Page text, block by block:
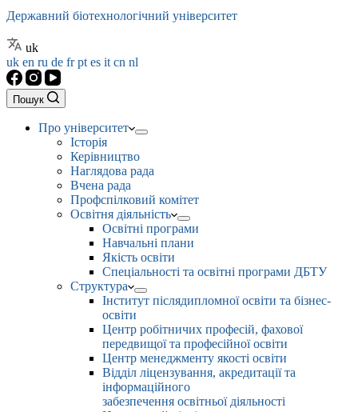
Державний біотехнологічний університет
uk
uk en ru de frpt es it cn nl
Пошук
Про університет
Історія
Керівництво
Наглядова рада
Вчена рада
Профспілковий комітет
Освітня діяльність
Освітні програми
Навчальні плани
Якість освіти
Спеціальності та освітні програми ДБТУ
Структура
Інститут післядипломної освіти та бізнес-
освіти
Центр робітничих професій, фахової
передвищої та професійної освіти
Центр менеджменту якості освіти
Відділ ліцензування, акредитації та
інформаційного
забезпечення освітньої діяльності